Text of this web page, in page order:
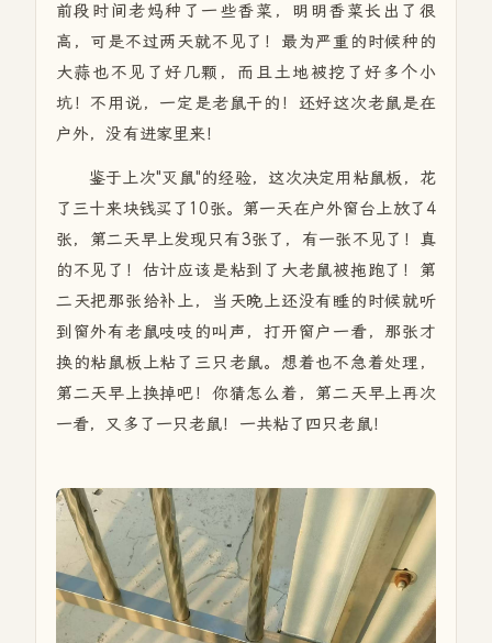
前段时间老妈种了一些香菜，明明香菜长出了很
高，可是不过两天就不见了！最为严重的时候种的
大蒜也不见了好几颗，而且土地被挖了好多个小
坑！不用说，一定是老鼠干的！还好这次老鼠是在
户外，没有进家里来！
鉴于上次"灭鼠"的经验，这次决定用粘鼠板，花
了三十来块钱买了10张。第一天在户外窗台上放了4
张，第二天早上发现只有3张了，有一张不见了！真
的不见了！估计应该是粘到了大老鼠被拖跑了！第
二天把那张给补上，当天晚上还没有睡的时候就听
到窗外有老鼠吱吱的叫声，打开窗户一看，那张才
换的粘鼠板上粘了三只老鼠。想着也不急着处理，
第二天早上换掉吧！你猜怎么着，第二天早上再次
一看，又多了一只老鼠！一共粘了四只老鼠！